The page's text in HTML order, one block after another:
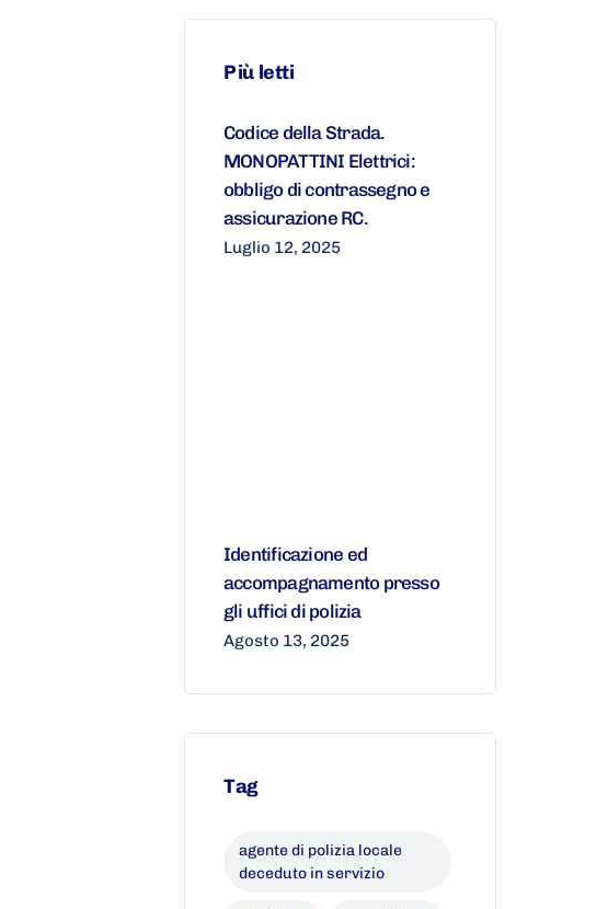
Più letti
Codice della Strada.
MONOPATTINI Elettrici:
obbligo di contrassegno e
assicurazione RC.
Luglio 12, 2025
Identificazione ed
accompagnamento presso
gli uffici di polizia
Agosto 13, 2025
Tag
agente di polizia locale
deceduto in servizio